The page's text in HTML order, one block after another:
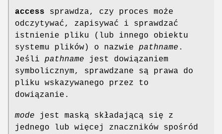
access sprawdza, czy proces może
odczytywać, zapisywać i sprawdzać
istnienie pliku (lub innego obiektu
systemu plików) o nazwie pathname .
Jeśli pathname jest dowiązaniem
symbolicznym, sprawdzane są prawa do
pliku wskazywanego przez to
dowiązanie.
mode jest maską składającą się z
jednego lub więcej znaczników spośród